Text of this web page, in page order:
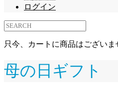
ログイン
只今、カートに商品はございま
母の日ギフト